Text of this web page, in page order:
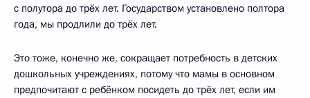
с полутора до трёх лет. Государством установлено полтора
года, мы продлили до трёх лет.
Это тоже, конечно же, сокращает потребность в детских
дошкольных учреждениях, потому что мамы в основном
предпочитают с ребёнком посидеть до трёх лет, если им